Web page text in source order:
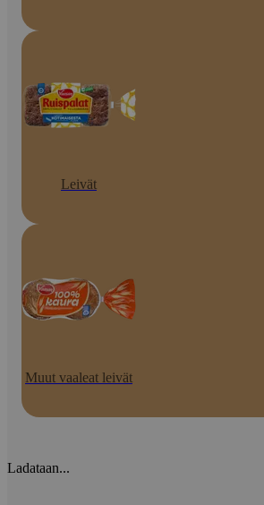
Leivät
Muut vaaleat leivät
Ladataan...